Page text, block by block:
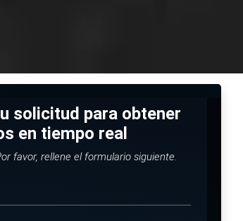
solicitud para obtener
en tiempo real
favor, rellene el formulario siguiente.